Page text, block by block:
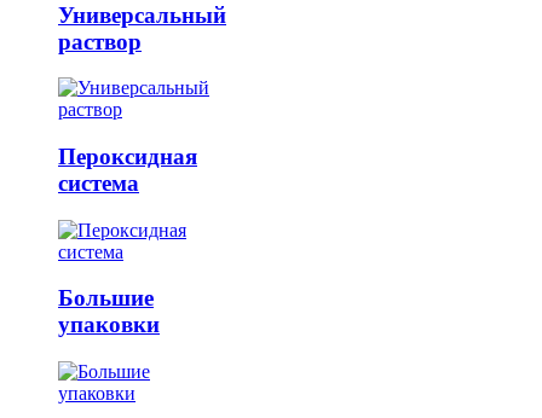
Универсальный
раствор
Пероксидная
система
Большие
упаковки